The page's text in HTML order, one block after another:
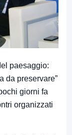
paesaggio:
da preservare”
giorni fa
organizzati